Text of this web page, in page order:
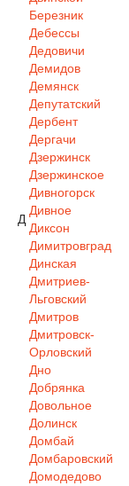
Д
Березник
Дебессы
Дедовичи
Демидов
Демянск
Депутатский
Дербент
Дергачи
Дзержинск
Дзержинское
Дивногорск
Дивное
Диксон
Димитровград
Динская
Дмитриев-
Льговский
Дмитров
Дмитровск-
Орловский
Дно
Добрянка
Довольное
Долинск
Домбай
Домбаровский
Домодедово